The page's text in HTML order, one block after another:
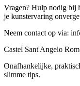
Vragen? Hulp nodig bij
je kunstervaring
Neem contact op via:
Castel Sant'Angelo
Onafhankelijke,
slimme tips.